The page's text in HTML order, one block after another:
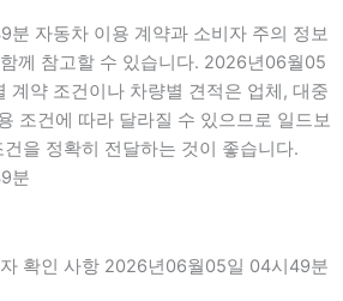
자동차 이용 계약과 소비자 주의 정보
께 참고할 수 있습니다. 2026년06월05
계약 조건이나 차량별 견적은 업체, 대중
조건에 따라 달라질 수 있으므로 일드보
을 정확히 전달하는 것이 좋습니다.
분
확인 사항 2026년06월05일 04시49분